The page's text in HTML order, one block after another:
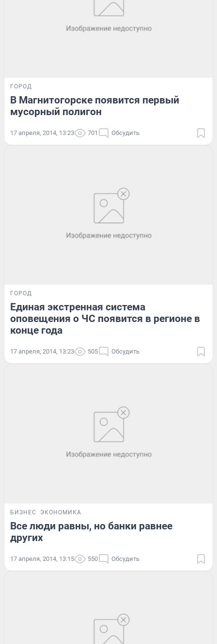
ГОРОД
В Магнитогорске появится первый
мусорный полигон
17 апреля, 2014, 13:23 701 Обсудить
ГОРОД
Единая экстренная система
оповещения о ЧС появится в регионе в
конце года
17 апреля, 2014, 13:23 505 Обсудить
БИЗНЕС ЭКОНОМИКА
Все люди равны, но банки равнее
других
17 апреля, 2014, 13:15 550 Обсудить